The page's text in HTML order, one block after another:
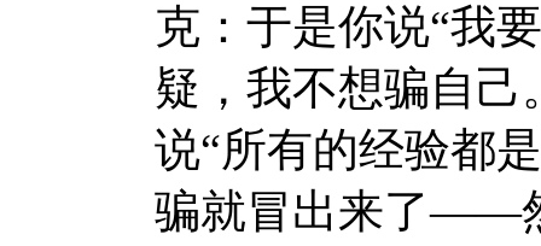
克：于是你说“我
疑，我不想骗自己
说“所有的经验都
骗就冒出来了——